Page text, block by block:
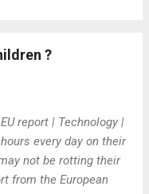
?
report | Technology |
every day on their
not be rotting their
from the European